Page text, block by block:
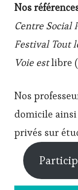
Nos
Centre Social
Festival Tout
Voie estlibre
Nos
domicile
privés sur